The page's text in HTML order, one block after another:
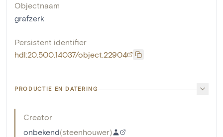
Objectnaam
grafzerk
Persistent identifier
hdl:20.500.14037/object.22904
PRODUCTIE EN DATERING
Creator
onbekend(steenhouwer)